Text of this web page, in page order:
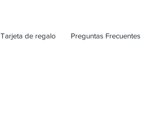
Tarjeta de regalo Preguntas Frecuentes